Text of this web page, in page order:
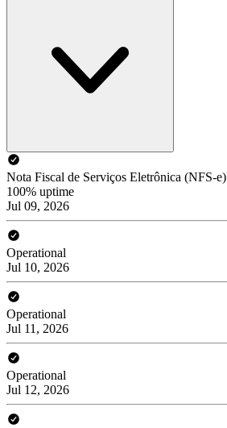
Nota Fiscal de Serviços Eletrônica (NFS-e)
100% uptime
Jul 09, 2026
Operational
Jul 10, 2026
Operational
Jul 11, 2026
Operational
Jul 12, 2026